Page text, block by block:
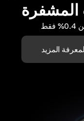
المشفرة
لمعرفة المزيد